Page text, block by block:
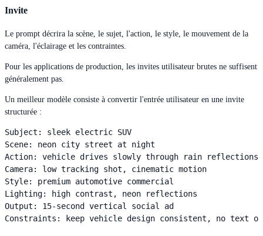
Invite
Le prompt décrira la scène, le sujet, l'action, le style, le mouvement de la
caméra, l'éclairage et les contraintes.
Pour les applications de production, les invites utilisateur brutes ne suffisent
généralement pas.
Un meilleur modèle consiste à convertir l'entrée utilisateur en une invite
structurée :
Subject: sleek electric SUV
Scene: neon city street at night
Action: vehicle drives slowly through rain reflections
Camera: low tracking shot, cinematic motion
Style: premium automotive commercial
Lighting: high contrast, neon reflections
Output: 15-second vertical social ad
Constraints: keep vehicle design consistent, no text